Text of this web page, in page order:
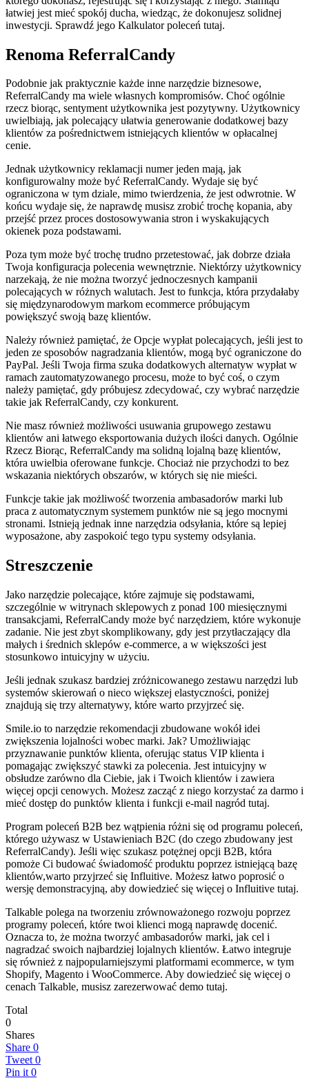
łatwiej jest mieć spokój ducha, wiedząc, że dokonujesz solidnej
inwestycji. Sprawdź jego Kalkulator poleceń tutaj.
Renoma ReferralCandy
Podobnie jak praktycznie każde inne narzędzie biznesowe,
ReferralCandy ma wiele własnych kompromisów. Choć ogólnie
rzecz biorąc, sentyment użytkownika jest pozytywny. Użytkownicy
uwielbiają, jak polecający ułatwia generowanie dodatkowej bazy
klientów za pośrednictwem istniejących klientów w opłacalnej
cenie.
Jednak użytkownicy reklamacji numer jeden mają, jak
konfigurowalny może być ReferralCandy. Wydaje się być
ograniczona w tym dziale, mimo twierdzenia, że jest odwrotnie. W
końcu wydaje się, że naprawdę musisz zrobić trochę kopania, aby
przejść przez proces dostosowywania stron i wyskakujących
okienek poza podstawami.
Poza tym może być trochę trudno przetestować, jak dobrze działa
Twoja konfiguracja polecenia wewnętrznie. Niektórzy użytkownicy
narzekają, że nie można tworzyć jednoczesnych kampanii
polecających w różnych walutach. Jest to funkcja, która przydałaby
się międzynarodowym markom ecommerce próbującym
powiększyć swoją bazę klientów.
Należy również pamiętać, że Opcje wypłat polecających, jeśli jest to
jeden ze sposobów nagradzania klientów, mogą być ograniczone do
PayPal. Jeśli Twoja firma szuka dodatkowych alternatyw wypłat w
ramach zautomatyzowanego procesu, może to być coś, o czym
należy pamiętać, gdy próbujesz zdecydować, czy wybrać narzędzie
takie jak ReferralCandy, czy konkurent.
Nie masz również możliwości usuwania grupowego zestawu
klientów ani łatwego eksportowania dużych ilości danych. Ogólnie
Rzecz Biorąc, ReferralCandy ma solidną lojalną bazę klientów,
która uwielbia oferowane funkcje. Chociaż nie przychodzi to bez
wskazania niektórych obszarów, w których się nie mieści.
Funkcje takie jak możliwość tworzenia ambasadorów marki lub
praca z automatycznym systemem punktów nie są jego mocnymi
stronami. Istnieją jednak inne narzędzia odsyłania, które są lepiej
wyposażone, aby zaspokoić tego typu systemy odsyłania.
Streszczenie
Jako narzędzie polecające, które zajmuje się podstawami,
szczególnie w witrynach sklepowych z ponad 100 miesięcznymi
transakcjami, ReferralCandy może być narzędziem, które wykonuje
zadanie. Nie jest zbyt skomplikowany, gdy jest przytłaczający dla
małych i średnich sklepów e-commerce, a w większości jest
stosunkowo intuicyjny w użyciu.
Jeśli jednak szukasz bardziej zróżnicowanego zestawu narzędzi lub
systemów skierowań o nieco większej elastyczności, poniżej
znajdują się trzy alternatywy, które warto przyjrzeć się.
Smile.io to narzędzie rekomendacji zbudowane wokół idei
zwiększenia lojalności wobec marki. Jak? Umożliwiając
przyznawanie punktów klienta, oferując status VIP klienta i
pomagając zwiększyć stawki za polecenia. Jest intuicyjny w
obsłudze zarówno dla Ciebie, jak i Twoich klientów i zawiera
więcej opcji cenowych. Możesz zacząć z niego korzystać za darmo i
mieć dostęp do punktów klienta i funkcji e-mail nagród tutaj.
Program poleceń B2B bez wątpienia różni się od programu poleceń,
którego używasz w Ustawieniach B2C (do czego zbudowany jest
ReferralCandy). Jeśli więc szukasz potężnej opcji B2B, która
pomoże Ci budować świadomość produktu poprzez istniejącą bazę
klientów,warto przyjrzeć się Influitive. Możesz łatwo poprosić o
wersję demonstracyjną, aby dowiedzieć się więcej o Influitive tutaj.
Talkable polega na tworzeniu zrównoważonego rozwoju poprzez
programy poleceń, które twoi klienci mogą naprawdę docenić.
Oznacza to, że można tworzyć ambasadorów marki, jak cel i
nagradzać swoich najbardziej lojalnych klientów. Łatwo integruje
się również z najpopularniejszymi platformami ecommerce, w tym
Shopify, Magento i WooCommerce. Aby dowiedzieć się więcej o
cenach Talkable, musisz zarezerwować demo tutaj.
Total
0
Shares
Share 0
Tweet 0
Pin it 0